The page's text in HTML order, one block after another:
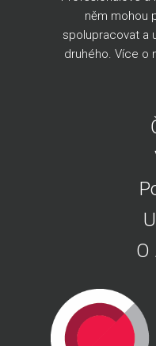
něm mohou
spolupracovat a
druhého. Více o
O